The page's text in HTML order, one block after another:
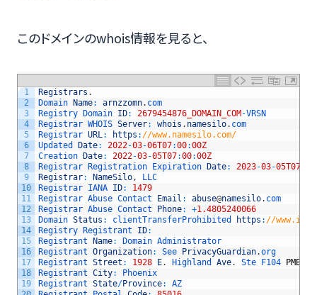
このドメインのwhois情報を見ると、
1
2
3
4
5
6
7
8
9
10
11
12
13
14
15
16
17
18
19
Registrars .
Domain Name: arnzzomn. com
Registry Domain ID: 2679454876_DOMAIN_COM-VRSN
Registrar WHOIS Server: whois . namesilo. com
Registrar URL: https : //www.namesilo.com/
Updated Date: 2022-03-06T07:00:00Z
Creation Date: 2022-03-05T07:00:00Z
Registrar Registration Expiration Date: 2023-03-05T07
Registrar: NameSilo,
LLC
Registrar IANA ID:
1479
Registrar Abuse Contact Email : abuse@namesilo. com
Registrar Abuse Contact Phone: +1.4805240066
Domain Status : clientTransferProhibited https : //
Registry Registrant ID:
Registrant Name: Domain Administrator
Registrant Organization: See PrivacyGuardian.org
Registrant Street : 1928 E. Highland Ave. Ste F104 PMB
Registrant City:
Phoenix
Registrant State/Province:
AZ